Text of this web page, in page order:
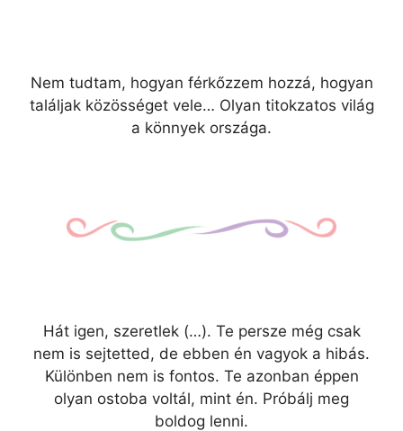
Nem tudtam, hogyan férkőzzem hozzá, hogyan
találjak közösséget vele… Olyan titokzatos világ
a könnyek országa.
Hát igen, szeretlek (…). Te persze még csak
nem is sejtetted, de ebben én vagyok a hibás.
Különben nem is fontos. Te azonban éppen
olyan ostoba voltál, mint én. Próbálj meg
boldog lenni.